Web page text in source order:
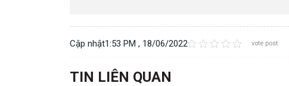
Cập nhật1:53 PM , 18/06/2022 vote post
TIN LIÊN QUAN